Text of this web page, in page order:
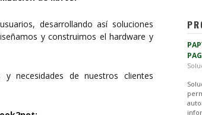
desarrollando así soluciones
y construimos el hardware y
necesidades de nuestros clientes